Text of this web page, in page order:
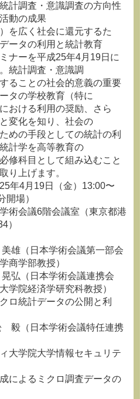
計調査・意識調査の方向性
動の成果
を広く社会に還元するた
ータの利用と統計教育
ナーを平成25年4月19日に
統計調査・意識調
ることの社会的意義の重要
タの学校教育（特に
おける利用の奨励、さら
変化を知り、社会の
めの手段としての統計の利
計学を高等教育の
修科目として組み込むこと
り上げます。
4月19日（金）13:00〜
開場）
会議6階会議室（東京都港
）
（日本学術会議第一部会
商学部教授）
弘（日本学術会議連携会
学院経済学研究科教授）
ロ統計データの公開と利
本学術会議特任連携
大学院大学情報セキュリテ
によるミクロ調査データの